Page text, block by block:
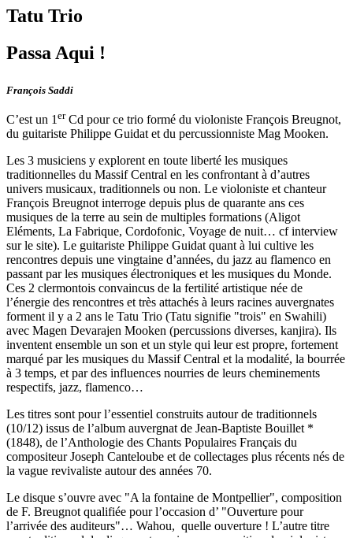
Tatu Trio
Passa Aqui !
François Saddi
C’est un 1 erCd pour ce trio formé du violoniste François Breugnot,
du guitariste Philippe Guidat et du percussionniste Mag Mooken.
Les 3 musiciens y explorent en toute liberté les musiques
traditionnelles du Massif Central en les confrontant à d’autres
univers musicaux, traditionnels ou non. Le violoniste et chanteur
François Breugnot interroge depuis plus de quarante ans ces
musiques de la terre au sein de multiples formations (Aligot
Eléments, La Fabrique, Cordofonic, Voyage de nuit… cf interview
sur le site). Le guitariste Philippe Guidat quant à lui cultive les
rencontres depuis une vingtaine d’années, du jazz au flamenco en
passant par les musiques électroniques et les musiques du Monde.
Ces 2 clermontois convaincus de la fertilité artistique née de
l’énergie des rencontres et très attachés à leurs racines auvergnates
forment il y a 2 ans le Tatu Trio (Tatu signifie "trois" en Swahili)
avec Magen Devarajen Mooken (percussions diverses, kanjira). Ils
inventent ensemble un son et un style qui leur est propre, fortement
marqué par les musiques du Massif Central et la modalité, la bourrée
à 3 temps, et par des influences nourries de leurs cheminements
respectifs, jazz, flamenco…
Les titres sont pour l’essentiel construits autour de traditionnels
(10/12) issus de l’album auvergnat de Jean-Baptiste Bouillet *
(1848), de l’Anthologie des Chants Populaires Français du
compositeur Joseph Canteloube et de collectages plus récents nés de
la vague revivaliste autour des années 70.
Le disque s’ouvre avec "A la fontaine de Montpellier", composition
de F. Breugnot qualifiée pour l’occasion d’ "Ouverture pour
l’arrivée des auditeurs"… Wahou, quelle ouverture ! L’autre titre